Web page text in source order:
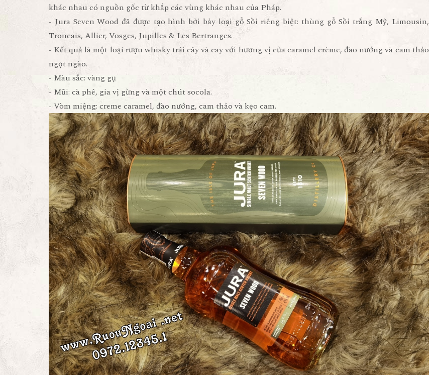
khác nhau có nguồn gốc từ khắp các vùng khác nhau của Pháp.
- Jura Seven Wood đã được tạo hình bởi bảy loại gỗ Sồi riêng biệt: thùng gỗ Sồi trắng Mỹ, Limousin,
Troncais, Allier, Vosges, Jupilles & Les Bertranges.
- Kết quả là một loại rượu whisky trái cây và cay với hương vị của caramel crème, đào nướng và cam thảo
ngọt ngào.
- Màu sắc: vàng gụ
- Mũi: cà phê, gia vị gừng và một chút socola.
- Vòm miệng: creme caramel, đào nướng, cam thảo và kẹo cam.